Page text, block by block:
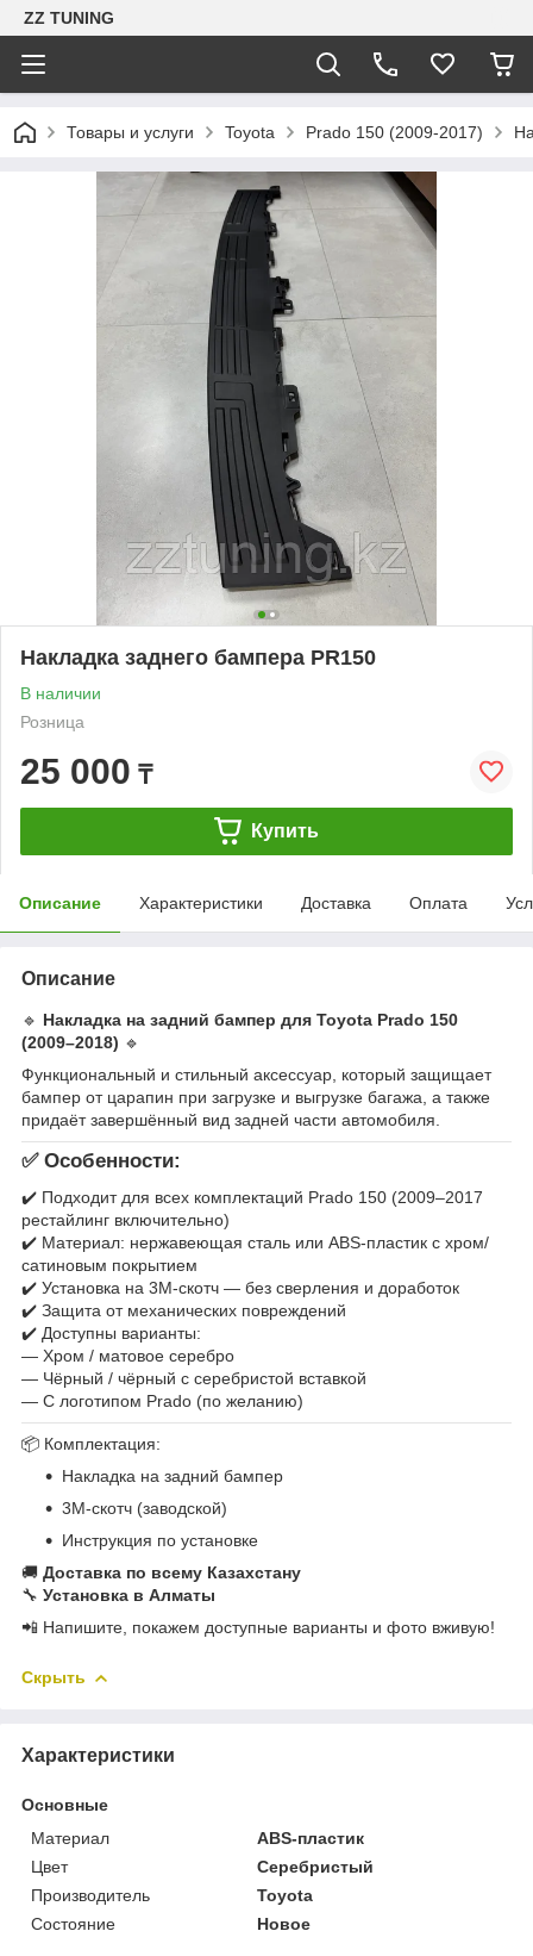
ZZ TUNING
Товары и услуги Toyota Prado 150 (2009-2017)
Накладка заднего бампера PR150
В наличии
Розница
25 000 ₸
Купить
Описание Характеристики Доставка Оплата
Описание
🔹 Накладка на задний бампер для Toyota Prado 150
(2009–2018) 🔹
Функциональный и стильный аксессуар, который защищает
бампер от царапин при загрузке и выгрузке багажа, а также
придаёт завершённый вид задней части автомобиля.
✅ Особенности:
✔️ Подходит для всех комплектаций Prado 150 (2009–2017
рестайлинг включительно)
✔️ Материал: нержавеющая сталь или ABS-пластик с хром/
сатиновым покрытием
✔️ Установка на 3M-скотч — без сверления и доработок
✔️ Защита от механических повреждений
✔️ Доступны варианты:
— Хром / матовое серебро
— Чёрный / чёрный с серебристой вставкой
— С логотипом Prado (по желанию)
📦 Комплектация:
Накладка на задний бампер
3M-скотч (заводской)
Инструкция по установке
🚚 Доставка по всему Казахстану
🔧 Установка в Алматы
📲 Напишите, покажем доступные варианты и фото вживую!
Скрыть
Характеристики
Основные
Материал
ABS-пластик
Цвет
Серебристый
Производитель
Toyota
Состояние
Новое